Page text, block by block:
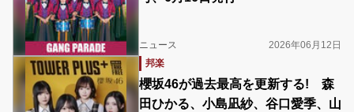
ニュース
2026年06月12日
邦楽
櫻坂46が過去最高を更新する! 森
田ひかる、小島凪紗、谷口愛季、山